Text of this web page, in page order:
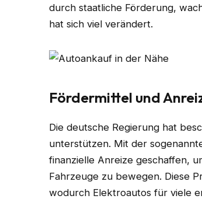
durch staatliche Förderung,
hat sich viel verändert.
Fördermittel und
Die deutsche Regierung hat
unterstützen. Mit der
finanzielle Anreize geschaffen,
Fahrzeuge zu bewegen. Diese
wodurch Elektroautos für viele